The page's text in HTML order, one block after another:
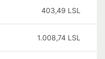
403,49 LSL
1.008,74 LSL